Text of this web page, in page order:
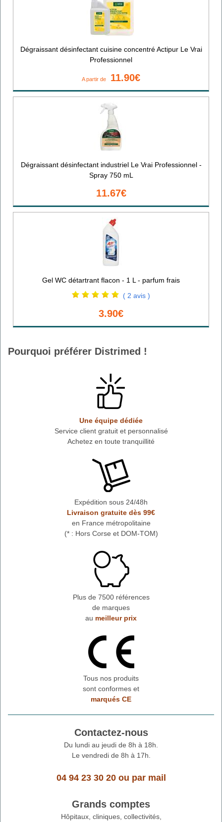
Dégraissant désinfectant cuisine concentré Actipur Le Vrai
Professionnel
A partir de 11.90€
Dégraissant désinfectant industriel Le Vrai Professionnel -
Spray 750 mL
11.67€
Gel WC détartrant flacon - 1 L - parfum frais
( 2 avis )
3.90€
Pourquoi préférer Distrimed !
Une équipe dédiée
Service client gratuit et personnalisé
Achetez en toute tranquillité
Expédition sous 24/48h
Livraison gratuite dès 99€
en France métropolitaine
(* : Hors Corse et DOM-TOM)
Plus de 7500 références
de marques
au meilleur prix
Tous nos produits
sont conformes et
marqués CE
Contactez-nous
Du lundi au jeudi de 8h à 18h.
Le vendredi de 8h à 17h.
04 94 23 30 20ou par mail
Grands comptes
Hôpitaux, cliniques, collectivités,